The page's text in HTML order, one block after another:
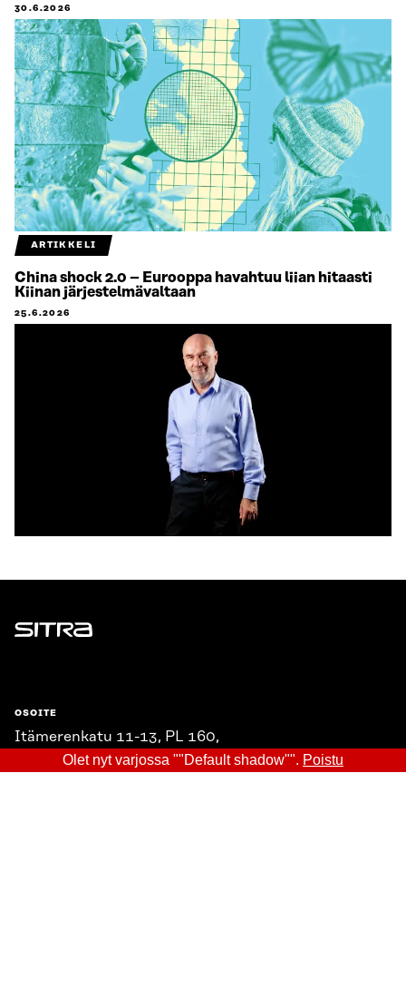
30.6.2026
ARTIKKELI
China shock 2.0 – Eurooppa havahtuu liian hitaasti
Kiinan järjestelmävaltaan
25.6.2026
Sitra
OSOITE
Itämerenkatu 11-13, PL 160,
00181 Helsinki
Olet nyt varjossa ""Default shadow"". Poistu